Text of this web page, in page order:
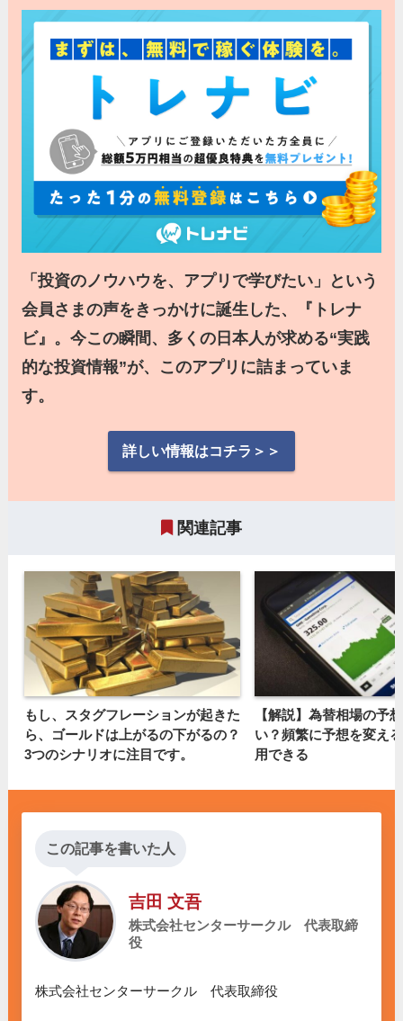
「投資のノウハウを、アプリで学びたい」という
会員さまの声をきっかけに誕生した、『トレナ
ビ』。今この瞬間、多くの日本人が求める“実践
的な投資情報”が、このアプリに詰まっていま
す。
詳しい情報はコチラ＞＞
関連記事
もし、スタグフレーションが起きた
ら、ゴールドは上がるの下がるの？
3つのシナリオに注目です。
【解説】為替相場の予
い？頻繁に予想を変え
用できる
この記事を書いた人
吉田 文吾
株式会社センターサークル 代表取締
役
株式会社センターサークル　代表取締役